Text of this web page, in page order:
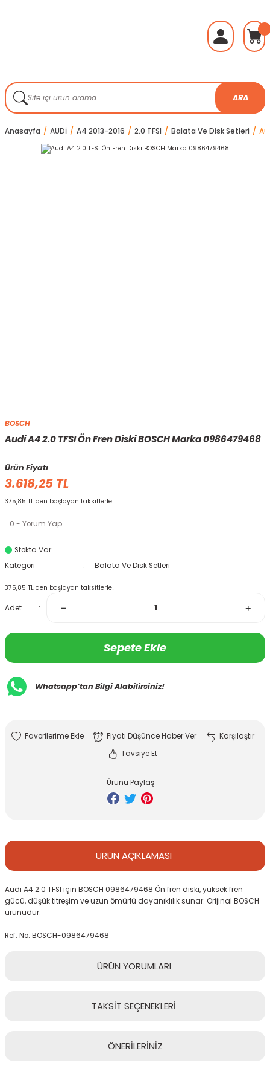
ARA
Anasayfa AUDİ A4 2013-2016 2.0 TFSI Balata Ve Disk Setleri
BOSCH
Audi A4 2.0 TFSI Ön Fren Diski BOSCH Marka 0986479468
Ürün Fiyatı
3.618,25 TL
375,85 TL den başlayan taksitlerle!
0 - Yorum Yap
Stokta Var
Kategori
Balata Ve Disk Setleri
375,85 TL den başlayan taksitlerle!
Adet
Sepete Ekle
Whatsapp’tan Bilgi Alabilirsiniz!
Fiyatı Düşünce Haber Ver
Karşılaştır
Tavsiye Et
Ürünü Paylaş
ÜRÜN AÇIKLAMASI
Audi A4 2.0 TFSI için BOSCH 0986479468 Ön fren diski, yüksek fren
gücü, düşük titreşim ve uzun ömürlü dayanıklılık sunar. Orijinal BOSCH
ürünüdür.
Ref. No: BOSCH-0986479468
ÜRÜN YORUMLARI
TAKSİT SEÇENEKLERİ
ÖNERİLERİNİZ